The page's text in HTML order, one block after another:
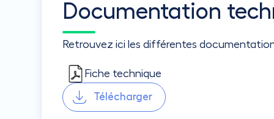
Documentation
Retrouvez ici les différentes
Fiche technique
Télécharger